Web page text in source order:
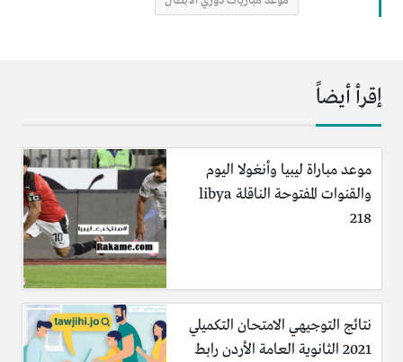
إقرأ أيضاً
موعد مباراة ليبيا وأنغولا اليوم
والقنوات المفتوحة الناقلة libya
218
نتائج التوجيهي الامتحان التكميلي
2021 الثانوية العامة الأردن رابط